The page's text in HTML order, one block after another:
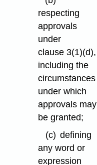
respecting
approvals
under
clause 3(1)⁠(d),
including the
circumstances
under which
approvals may
be granted;
(c) defining
any word or
expression